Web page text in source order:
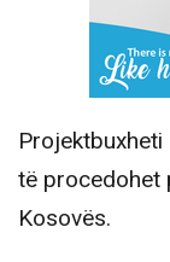
të procedohet
Kosovës.